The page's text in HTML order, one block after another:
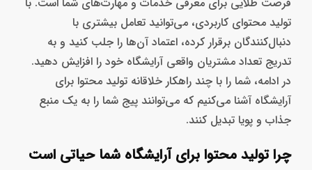
تولید محتوای کاربردی، می‌توانید تعامل بیشتری با
دنبال‌کنندگان برقرار کرده، اعتماد آن‌ها را جلب کنید و به
تدریج تعداد مشتریان واقعی آرایشگاه خود را افزایش دهید.
در ادامه، شما را با چند راهکار خلاقانه تولید محتوا برای
آرایشگاه آشنا می‌کنیم که می‌توانند پیج شما را به یک منبع
جذاب و پویا تبدیل کنند.
چرا تولید محتوا برای آرایشگاه‌ شما حیاتی است